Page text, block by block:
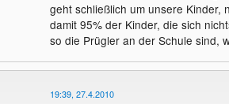
geht schließlich um unsere Kinder,
damit 95% der Kinder, die sich
so die Prügler an der Schule sind,
19:39, 27.4.2010